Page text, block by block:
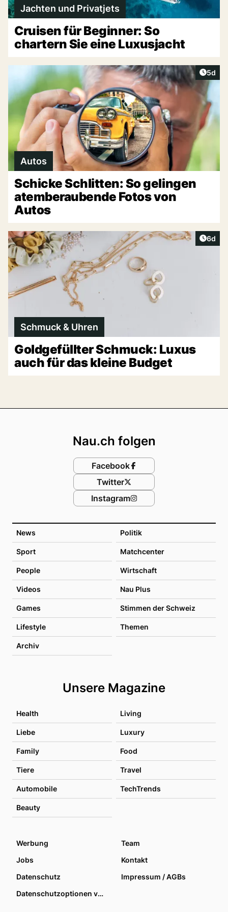
Jachten und Privatjets
Cruisen für Beginner: So
chartern Sie eine Luxusjacht
5d
Autos
Schicke Schlitten: So gelingen
atemberaubende Fotos von
Autos
6d
Schmuck & Uhren
Goldgefüllter Schmuck: Luxus
auch für das kleine Budget
News Politik
Sport Matchcenter
People Wirtschaft
Videos Nau Plus
Games Stimmen der Schweiz
Lifestyle Themen
Archiv
Unsere Magazine
Health Living
Liebe Luxury
Family Food
Tiere Travel
Automobile TechTrends
Beauty
Nau.ch folgen
Facebook
Twitter
Instagram
Werbung
Team
Jobs
Kontakt
Datenschutz
Impressum / AGBs
Datenschutzoptionen verwalten